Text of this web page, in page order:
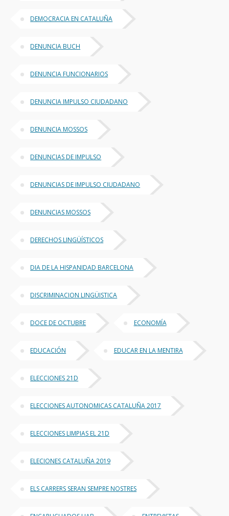
DEMOCRACIA EN CATALUÑA
DENUNCIA BUCH
DENUNCIA FUNCIONARIOS
DENUNCIA IMPULSO CIUDADANO
DENUNCIA MOSSOS
DENUNCIAS DE IMPULSO
DENUNCIAS DE IMPULSO CIUDADANO
DENUNCIAS MOSSOS
DERECHOS LINGÜÍSTICOS
DIA DE LA HISPANIDAD BARCELONA
DISCRIMINACION LINGÜISTICA
DOCE DE OCTUBRE ECONOMÍA
EDUCACIÓN EDUCAR EN LA MENTIRA
ELECCIONES 21D
ELECCIONES AUTONOMICAS CATALUÑA 2017
ELECCIONES LIMPIAS EL 21D
ELECIONES CATALUÑA 2019
ELS CARRERS SERAN SEMPRE NOSTRES